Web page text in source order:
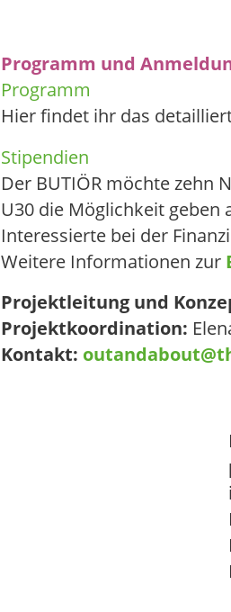
Programm und
Programm
Hier findet ihr das
Stipendien
Der BUTIÖR möchte zehn
U30 die Möglichkeit
Interessierte bei der
Weitere Informationen zur
Projektleitung und
Projektkoordination:
Kontakt: